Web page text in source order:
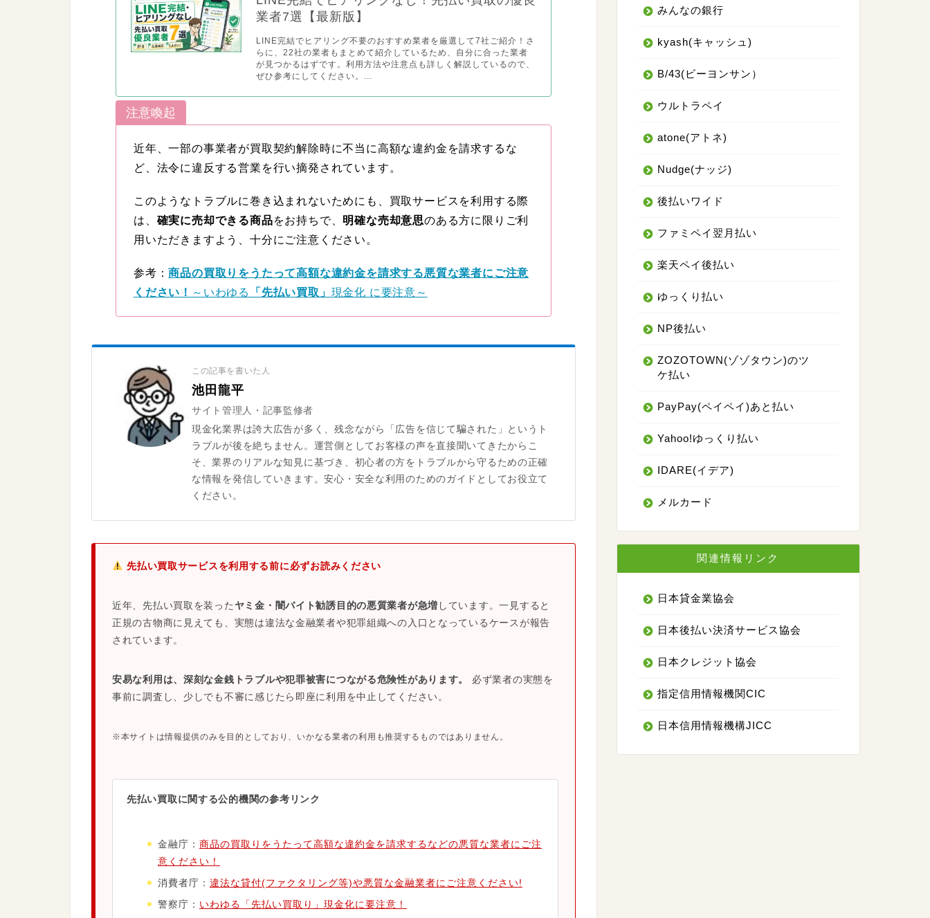
業者7選【最新版】
LINE完結でヒアリング不要のおすすめ業者を厳選して7社ご紹介！さ
らに、22社の業者もまとめて紹介しているため、自分に合った業者
が見つかるはずです。利用方法や注意点も詳しく解説しているので、
ぜひ参考にしてください。...
注意喚起
近年、一部の事業者が買取契約解除時に不当に高額な違約金を請求するな
ど、法令に違反する営業を行い摘発されています。
このようなトラブルに巻き込まれないためにも、買取サービスを利用する際
は、 確実に売却できる商品をお持ちで、 明確な売却意思のある方に限りご利
用いただきますよう、十分にご注意ください。
参考：商品の買取りをうたって高額な違約金を請求する悪質な業者にご注意
ください！ ～いわゆる 「先払い買取」 現金化 に要注意～
この記事を書いた人
池田龍平
サイト管理人・記事監修者
現金化業界は誇大広告が多く、残念ながら「広告を信じて騙された」というト
ラブルが後を絶ちません。運営側としてお客様の声を直接聞いてきたからこ
そ、業界のリアルな知見に基づき、初心者の方をトラブルから守るための正確
な情報を発信していきます。安心・安全な利用のためのガイドとしてお役立て
ください。
先払い買取サービスを利用する前に必ずお読みください
近年、先払い買取を装った ヤミ金・闇バイト勧誘目的の悪質業者が急増 しています。一見すると
正規の古物商に見えても、実態は違法な金融業者や犯罪組織への入口となっているケースが報告
されています。
安易な利用は、深刻な金銭トラブルや犯罪被害につながる危険性があります。
必ず業者の実態を
事前に調査し、少しでも不審に感じたら即座に利用を中止してください。
※本サイトは情報提供のみを目的としており、いかなる業者の利用も推奨するものではありません。
先払い買取に関する公的機関の参考リンク
金融庁： 商品の買取りをうたって高額な違約金を請求するなどの悪質な業者にご注
意ください！
消費者庁： 違法な貸付(ファクタリング等)や悪質な金融業者にご注意ください!
警察庁： いわゆる「先払い買取り」現金化に要注意！
みんなの銀行
kyash(キャッシュ)
B/43(ビーヨンサン）
ウルトラペイ
atone(アトネ)
Nudge(ナッジ)
後払いワイド
ファミペイ翌月払い
楽天ペイ後払い
ゆっくり払い
NP後払い
ZOZOTOWN(ゾゾタウン)のツ
ケ払い
PayPay(ペイペイ)あと払い
Yahoo!ゆっくり払い
IDARE(イデア)
メルカード
関連情報リンク
日本貸金業協会
日本後払い決済サービス協会
日本クレジット協会
指定信用情報機関CIC
日本信用情報機構JICC